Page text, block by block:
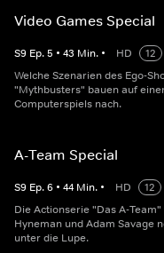
Video Games Special
S9 Ep.5 • 43 Min. • HD
12
Welche Szenarien des Ego-
"Mythbusters" bauen auf
Computerspiels nach.
A-Team Special
S9 Ep.6 • 44 Min. • HD
12
Die Actionserie "Das A-
Hyneman und Adam Savage
unter die Lupe.